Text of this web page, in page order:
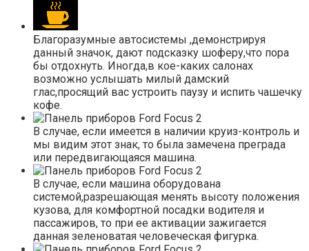
Благоразумные автосистемы ,демонстрируя
данный значок, дают подсказку шоферу,что пора
бы отдохнуть. Иногда,в кое-каких салонах
возможно услышать милый дамский
глас,просящий вас устроить паузу и испить чашечку
кофе.
В случае, если имеется в наличии круиз-контроль и
мы видим этот знак, то была замечена преграда
или передвигающаяся машина.
В случае, если машина оборудована
системой,разрешающая менять высоту положения
кузова, для комфортной посадки водителя и
пассажиров, то при ее активации зажигается
данная зеленоватая человеческая фигурка.